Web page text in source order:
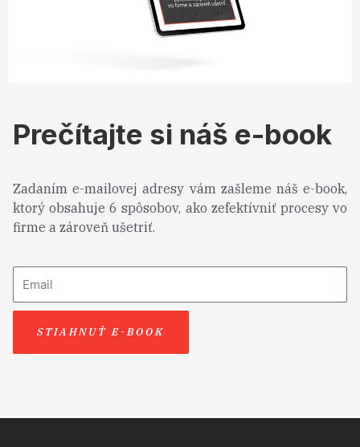
Prečítajte si náš e-book
Zadaním e-mailovej adresy vám zašleme náš e-book,
ktorý obsahuje 6 spôsobov, ako zefektívniť procesy vo
firme a zároveň ušetriť.
STIAHNUŤ E-BOOK